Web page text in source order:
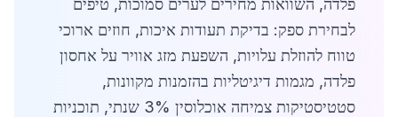
פלדה, השוואות מחירים לערים סמוכות, טיפים
לבחירת ספק: בדיקת תעודות איכות, חוזים ארוכי
טווח להוזלת עלויות, השפעת מזג אוויר על אחסון
פלדה, מגמות דיגיטליות בהזמנות מקוונות,
סטטיסטיקות צמיחה אוכלוסין 3% שנתי, תוכניות